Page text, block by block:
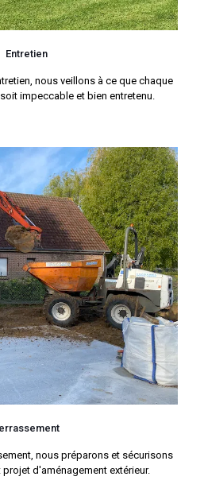
Entretien
nous veillons à ce que chaque
impeccable et bien entretenu.
nous préparons et sécurisons
d'aménagement extérieur.